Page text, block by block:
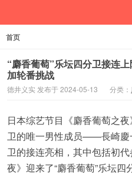
首页
“麝香葡萄”乐坛四分卫接连
加轮番挑战
德井义实 发布于 2024-05-13 分类：
日本综艺节目《麝香葡萄之
卫的唯一男性成员——長崎慶
卫的接连亮相，其中包括初
夜》迎来了“麝香葡萄”乐坛